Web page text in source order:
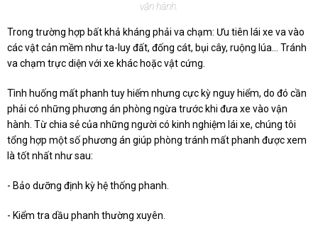
vận hành.
Trong trường hợp bất khả kháng phải va chạm: Ưu tiên lái xe va vào
các vật cản mềm như ta-luy đất, đống cát, bụi cây, ruộng lúa... Tránh
va chạm trực diện với xe khác hoặc vật cứng.
Tình huống mất phanh tuy hiếm nhưng cực kỳ nguy hiểm, do đó cần
phải có những phương án phòng ngừa trước khi đưa xe vào vận
hành. Từ chia sẻ của những người có kinh nghiệm lái xe, chúng tôi
tổng hợp một số phương án giúp phòng tránh mất phanh được xem
là tốt nhất như sau:
- Bảo dưỡng định kỳ hệ thống phanh.
- Kiểm tra dầu phanh thường xuyên.